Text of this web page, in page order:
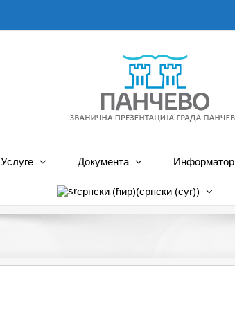
Услуге Документа Информатор
српски (ћир)(српски (cyr))